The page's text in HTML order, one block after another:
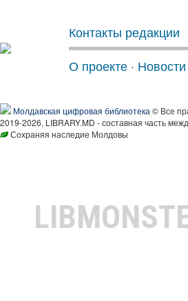
Контакты редакции
О проекте · Новости
Молдавская цифровая библиотека © Все
2019-2026, LIBRARY.MD - составная часть
Сохраняя наследие Молдовы